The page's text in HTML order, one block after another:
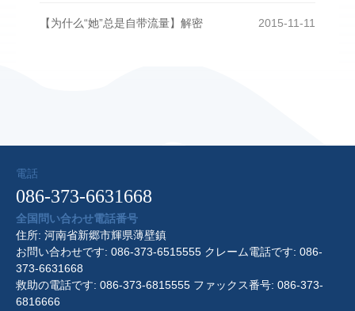
2015-11-11
【为什么“她”总是自带流量】解密
電話
086-373-6631668
全国問い合わせ電話番号
住所: 河南省新郷市輝県薄壁鎮
お問い合わせです: 086-373-6515555 クレーム電話です: 086-
373-6631668
救助の電話です: 086-373-6815555 ファックス番号: 086-373-
6816666